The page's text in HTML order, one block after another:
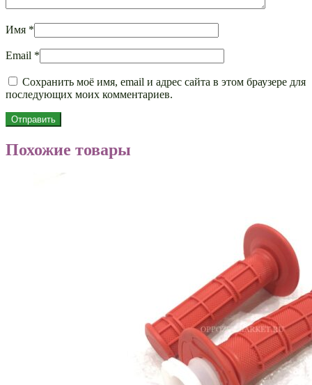
Имя *
Email *
Сохранить моё имя, email и адрес сайта в этом браузере для
последующих моих комментариев.
Похожие товары